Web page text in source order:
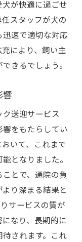
が快適に過ごせ
スタッフが犬の
速で適切な対応
により、飼い主
きるでしょう。
響
送迎サービス
をもたらしてい
いて、これまで
となりました。
とで、通院の負
り深まる結果と
サービスの質が
なり、長期的に
されます。これ